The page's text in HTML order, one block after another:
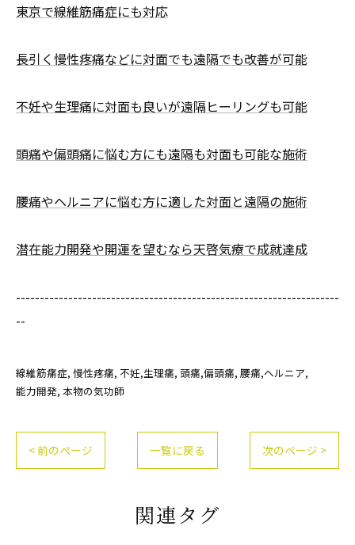
東京で線維筋痛症にも対応
長引く慢性疼痛などに対面でも遠隔でも改善が可能
不妊や生理痛に対面も良いが遠隔ヒーリングも可能
頭痛や偏頭痛に悩む方にも遠隔も対面も可能な施術
腰痛やヘルニアに悩む方に適した対面と遠隔の施術
潜在能力開発や開運を望むなら天啓気療で成就達成
--------------------------------------------------------------------
--
線維筋痛症 慢性疼痛 不妊,生理痛 頭痛,偏頭痛 腰痛,ヘルニア
能力開発 本物の気功師
< 前のページ 一覧に戻る 次のページ >
関連タグ